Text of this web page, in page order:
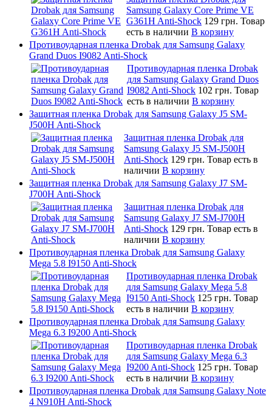
Samsung Galaxy Core Prime VE
G361H Anti-Shock 129 грн. Товар
есть в наличии В корзину
Противоударная пленка Drobak для Samsung Galaxy
Grand Duos I9082 Anti-Shock
Противоударная пленка Drobak
для Samsung Galaxy Grand Duos
I9082 Anti-Shock 102 грн. Товар
есть в наличии В корзину
Защитная пленка Drobak для Samsung Galaxy J5 SM-
J500H Anti-Shock
Защитная пленка Drobak для
Samsung Galaxy J5 SM-J500H
Anti-Shock 129 грн. Товар есть в
наличии В корзину
Защитная пленка Drobak для Samsung Galaxy J7 SM-
J700H Anti-Shock
Защитная пленка Drobak для
Samsung Galaxy J7 SM-J700H
Anti-Shock 129 грн. Товар есть в
наличии В корзину
Противоударная пленка Drobak для Samsung Galaxy
Mega 5.8 I9150 Anti-Shock
Противоударная пленка Drobak
для Samsung Galaxy Mega 5.8
I9150 Anti-Shock 125 грн. Товар
есть в наличии В корзину
Противоударная пленка Drobak для Samsung Galaxy
Mega 6.3 I9200 Anti-Shock
Противоударная пленка Drobak
для Samsung Galaxy Mega 6.3
I9200 Anti-Shock 125 грн. Товар
есть в наличии В корзину
Противоударная пленка Drobak для Samsung Galaxy Note
4 N910H Anti-Shock